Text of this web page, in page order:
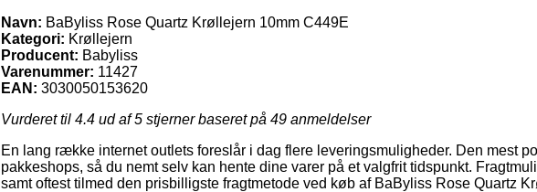
Navn: BaByliss Rose Quartz Krøllejern 10mm C449E
Kategori: Krøllejern
Producent: Babyliss
Varenummer: 11427
EAN: 3030050153620
Vurderet til 4.4 ud af 5 stjerner baseret på 49 anmeldelser
En lang række internet outlets foreslår i dag flere leveringsmuligheder. Den mest
pakkeshops, så du nemt selv kan hente dine varer på et valgfrit tidspunkt.
samt oftest tilmed den prisbilligste fragtmetode ved køb af BaByliss Rose Quartz